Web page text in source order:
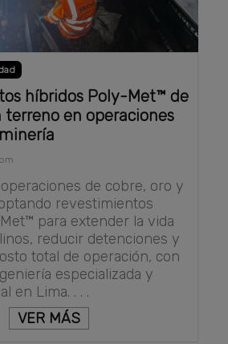
híbridos Poly-Met™ de
terreno en operaciones
de cobre, oro y
revestimientos
para extender la vida
reducir detenciones y
total de operación, con
especializada y
en Lima. . . .
VER MÁS